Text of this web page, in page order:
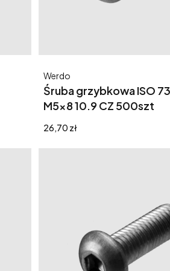
Śruba grzybkowa ISO
M5x8 10.9 CZ 500szt
Producent
Werdo
Cena
26,70 zł